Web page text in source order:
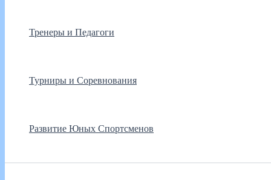
Тренеры и Педагоги
Турниры и Соревнования
Развитие Юных Спортсменов